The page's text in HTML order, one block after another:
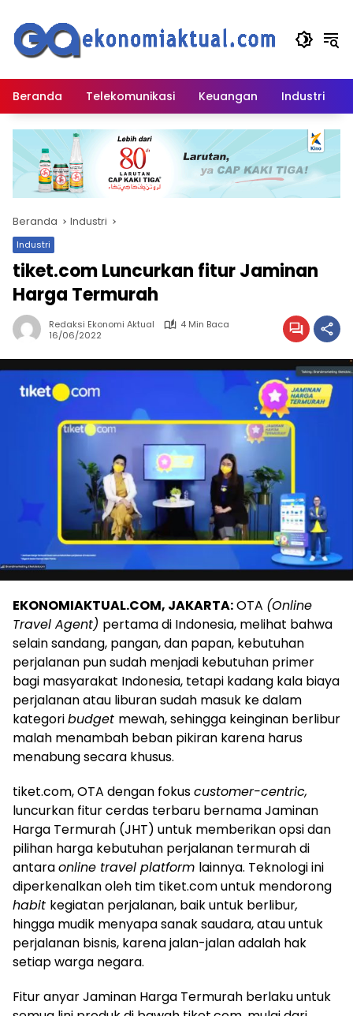
konten
Beranda Telekomunikasi Keuangan Industri
Beranda Industri
Industri
tiket.com Luncurkan fitur Jaminan
Harga Termurah
Redaksi Ekonomi Aktual
4 Min Baca
16/06/2022
EKONOMIAKTUAL.COM, JAKARTA:OTA (Online
Travel Agent) pertama di Indonesia, melihat bahwa
selain sandang, pangan, dan papan, kebutuhan
perjalanan pun sudah menjadi kebutuhan primer
bagi masyarakat Indonesia, tetapi kadang kala biaya
perjalanan atau liburan sudah masuk ke dalam
kategoribudget mewah, sehingga keinginan berlibur
malah menambah beban pikiran karena harus
menabung secara khusus.
tiket.com, OTA dengan fokuscustomer-centric,
luncurkan fitur cerdas terbaru bernama Jaminan
Harga Termurah (JHT) untuk memberikan opsi dan
pilihan harga kebutuhan perjalanan termurah di
antaraonline travel platform lainnya. Teknologi ini
diperkenalkan oleh tim tiket.com untuk mendorong
habit kegiatan perjalanan, baik untuk berlibur,
hingga mudik menyapa sanak saudara, atau untuk
perjalanan bisnis, karena jalan-jalan adalah hak
setiap warga negara.
Fitur anyar Jaminan Harga Termurah berlaku untuk